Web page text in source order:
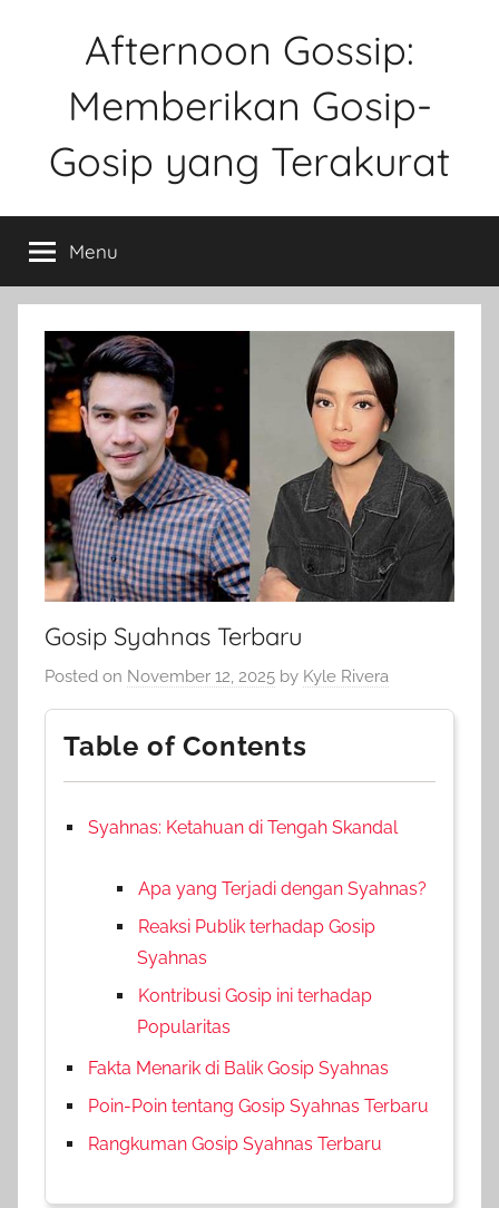
Afternoon Gossip:
Memberikan Gosip-
Gosip yang Terakurat
Tentang
Ke
Gosipan
Berbagai
Kalangan
Menu
Gosip Syahnas Terbaru
Posted on November 12, 2025 by Kyle Rivera
Table of Contents
Syahnas: Ketahuan di Tengah Skandal
Apa yang Terjadi dengan Syahnas?
Reaksi Publik terhadap Gosip
Syahnas
Kontribusi Gosip ini terhadap
Popularitas
Fakta Menarik di Balik Gosip Syahnas
Poin-Poin tentang Gosip Syahnas Terbaru
Rangkuman Gosip Syahnas Terbaru